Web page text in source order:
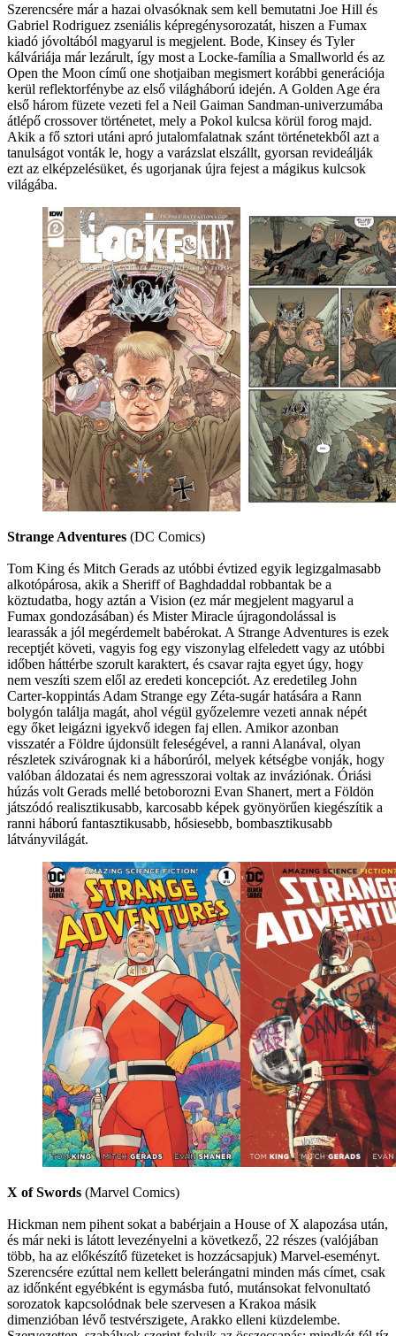
Szerencsére már a hazai olvasóknak sem kell bemutatni Joe Hill és
Gabriel Rodriguez zseniális képregénysorozatát, hiszen a Fumax
kiadó jóvoltából magyarul is megjelent. Bode, Kinsey és Tyler
kálváriája már lezárult, így most a Locke-família a Smallworld és az
Open the Moon című one shotjaiban megismert korábbi generációja
kerül reflektorfénybe az első világháború idején. A Golden Age éra
első három füzete vezeti fel a Neil Gaiman Sandman-univerzumába
átlépő crossover történetet, mely a Pokol kulcsa körül forog majd.
Akik a fő sztori utáni apró jutalomfalatnak szánt történetekből azt a
tanulságot vonták le, hogy a varázslat elszállt, gyorsan revideálják
ezt az elképzelésüket, és ugorjanak újra fejest a mágikus kulcsok
világába.
Strange Adventures (DC Comics)
Tom King és Mitch Gerads az utóbbi évtized egyik legizgalmasabb
alkotópárosa, akik a Sheriff of Baghdaddal robbantak be a
köztudatba, hogy aztán a Vision (ez már megjelent magyarul a
Fumax gondozásában) és Mister Miracle újragondolással is
learassák a jól megérdemelt babérokat. A Strange Adventures is ezek
receptjét követi, vagyis fog egy viszonylag elfeledett vagy az utóbbi
időben háttérbe szorult karaktert, és csavar rajta egyet úgy, hogy
nem veszíti szem elől az eredeti koncepciót. Az eredetileg John
Carter-koppintás Adam Strange egy Zéta-sugár hatására a Rann
bolygón találja magát, ahol végül győzelemre vezeti annak népét
egy őket leigázni igyekvő idegen faj ellen. Amikor azonban
visszatér a Földre újdonsült feleségével, a ranni Alanával, olyan
részletek szivárognak ki a háborúról, melyek kétségbe vonják, hogy
valóban áldozatai és nem agresszorai voltak az inváziónak. Óriási
húzás volt Gerads mellé betoborozni Evan Shanert, mert a Földön
játszódó realisztikusabb, karcosabb képek gyönyörűen kiegészítik a
ranni háború fantasztikusabb, hősiesebb, bombasztikusabb
látványvilágát.
X of Swords (Marvel Comics)
Hickman nem pihent sokat a babérjain a House of X alapozása után,
és már neki is látott levezényelni a következő, 22 részes (valójában
több, ha az előkészítő füzeteket is hozzácsapjuk) Marvel-eseményt.
Szerencsére ezúttal nem kellett belerángatni minden más címet, csak
az időnként egyébként is egymásba futó, mutánsokat felvonultató
sorozatok kapcsolódnak bele szervesen a Krakoa másik
dimenzióban lévő testvérszigete, Arakko elleni küzdelembe.